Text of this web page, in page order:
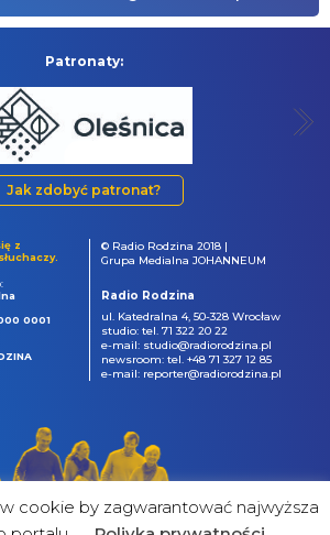
Patronaty:
Jak zdobyć patronat?
z
0001
© Radio Rodzina 2018 |
Grupa Medialna JOHANNEUM
Radio Rodzina
ul. Katedralna 4, 50-328 Wrocław
studio: tel. 71 322 20 22
e-mail: studio@radiorodzina.pl
newsroom: tel. +48 71 327 12 85
e-mail: reporter@radiorodzina.pl
cookie by zagwarantować najwyższa